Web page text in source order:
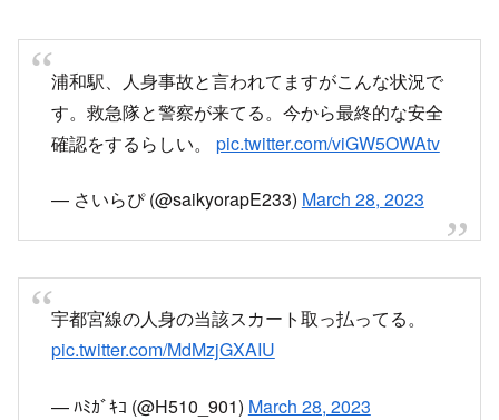
浦和駅、人身事故と言われてますがこんな状況で
す。救急隊と警察が来てる。今から最終的な安全
確認をするらしい。 pic.twitter.com/viGW5OWAtv
— さいらぴ (@saikyorapE233) March 28, 2023
宇都宮線の人身の当該スカート取っ払ってる。
pic.twitter.com/MdMzjGXAIU
— ﾊﾐｶﾞｷｺ (@H510_901) March 28, 2023